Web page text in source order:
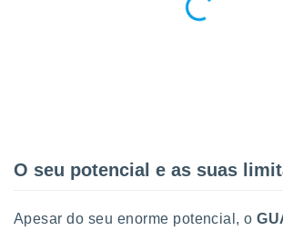
fontes,
e melhorar
O seu potencial e as suas
Apesar do seu enorme potencial, o